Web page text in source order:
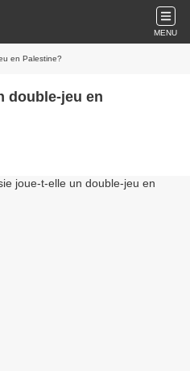
MENU
en Palestine?
double-jeu en